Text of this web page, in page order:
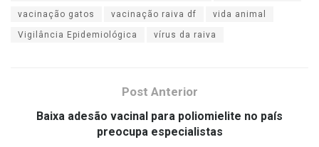
vacinação gatos vacinação raiva df vida animal
Vigilância Epidemiológica vírus da raiva
Post Anterior
Baixa adesão vacinal para poliomielite no país
preocupa especialistas